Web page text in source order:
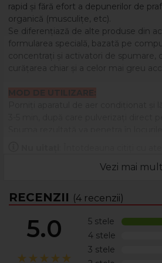
rapid și fără efort a depunerilor de
organică (musculițe, etc).
Se diferențiază de alte produse din
formularea specială, bazată pe
concentrați și activatori de spumare,
curățarea chiar și a celor mai greu
Vezi mai mult
eticheta și ambalajul produsului
RECENZII (4 recenzii)
5.0 5 stele
4 stele
3 stele